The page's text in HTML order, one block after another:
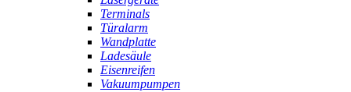
Terminals
Türalarm
Wandplatte
Ladesäule
Eisenreifen
Vakuumpumpen